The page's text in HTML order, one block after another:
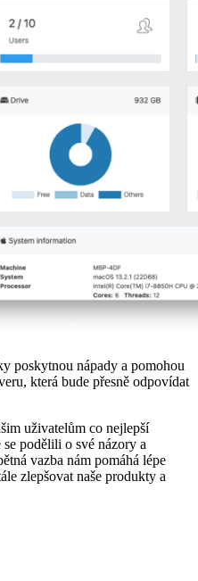
poskytnou nápady a pomohou
která bude přesně odpovídat
uživatelům co nejlepší
podělili o své názory a
vazba nám pomáhá lépe
zlepšovat naše produkty a